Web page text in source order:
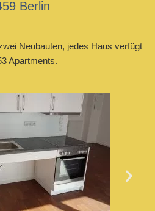
Berlin
Neubauten, jedes Haus verfügt
Apartments.